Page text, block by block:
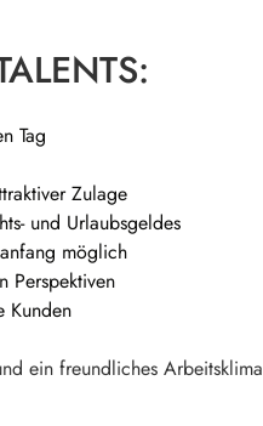
Tag
Zulage
und Urlaubsgeldes
möglich
Perspektiven
Kunden
ein freundliches Arbeitsklima